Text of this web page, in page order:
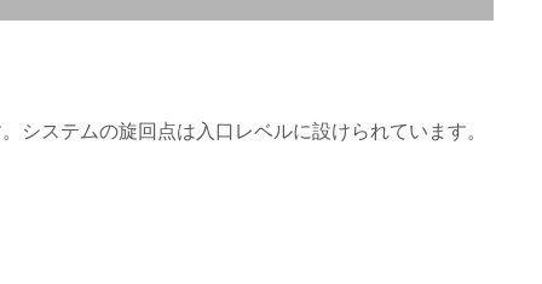
システムの旋回点は入口レベルに設けられています。